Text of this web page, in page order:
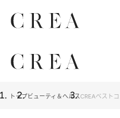
トップビューティ＆ヘルスCREAベスト